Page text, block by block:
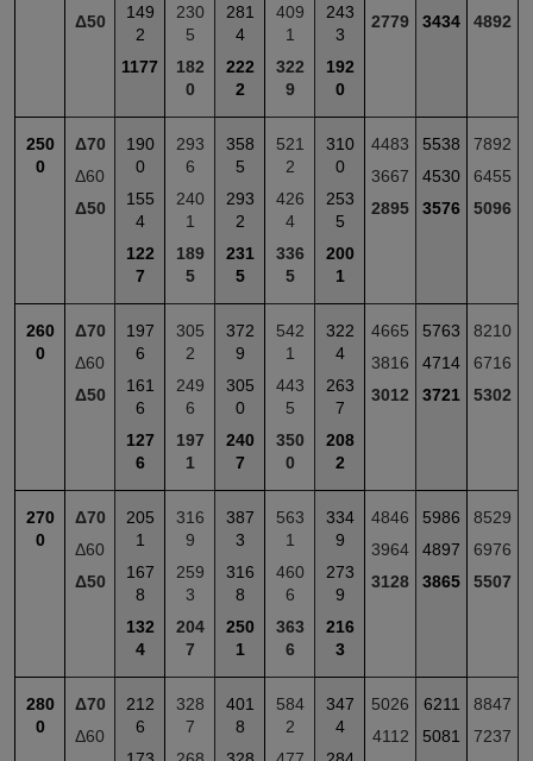
Δ50
149
2
1177
230
5
182
0
281
4
222
2
409
1
322
9
243
3
192
0
2779
3434
4892
250
0
Δ70
Δ60
Δ50
190
0
155
4
122
7
293
6
240
1
189
5
358
5
293
2
231
5
521
2
426
4
336
5
310
0
253
5
200
1
4483
3667
2895
5538
4530
3576
7892
6455
5096
260
0
Δ70
Δ60
Δ50
197
6
161
6
127
6
305
2
249
6
197
1
372
9
305
0
240
7
542
1
443
5
350
0
322
4
263
7
208
2
4665
3816
3012
5763
4714
3721
8210
6716
5302
270
0
Δ70
Δ60
Δ50
205
1
167
8
132
4
316
9
259
3
204
7
387
3
316
8
250
1
563
1
460
6
363
6
334
9
273
9
216
3
4846
3964
3128
5986
4897
3865
8529
6976
5507
280
0
Δ70
Δ60
212
6
328
7
401
8
584
2
347
4
5026
4112
6211
5081
8847
7237